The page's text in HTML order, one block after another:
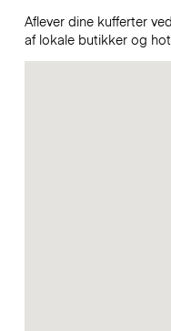
Aflever dine kufferter
af lokale butikker og